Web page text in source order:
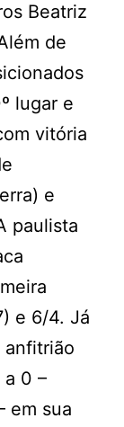
Beatriz
de
lugar e
vitória
e
paulista
e 6/4. Já
anfitrião
a 0 –
em sua